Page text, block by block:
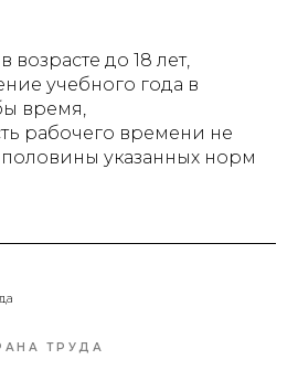
до 18 лет,
учебного года в
время,
рабочего времени не
указанных норм
ТРУДА